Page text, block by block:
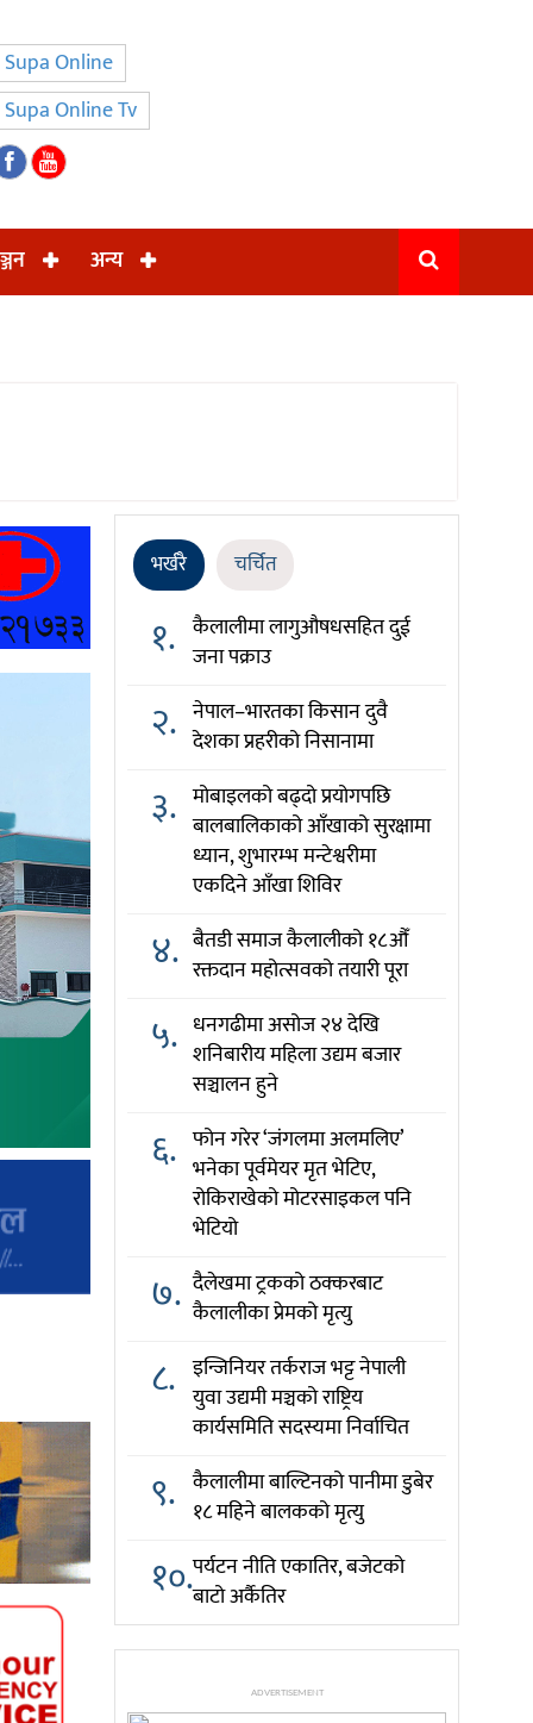
Supa Online
Supa Online Tv
अन्य
भर्खरै चर्चित
१. कैलालीमा लागुऔषधसहित दुई
जना पक्राउ
२. नेपाल–भारतका किसान दुवै
देशका प्रहरीको निसानामा
३. मोबाइलको बढ्दो प्रयोगपछि
बालबालिकाको आँखाको सुरक्षामा
ध्यान, शुभारम्भ मन्टेश्वरीमा
एकदिने आँखा शिविर
४. बैतडी समाज कैलालीको १८औँ
रक्तदान महोत्सवको तयारी पूरा
५. धनगढीमा असोज २४ देखि
शनिबारीय महिला उद्यम बजार
सञ्चालन हुने
६. फोन गरेर ‘जंगलमा अलमलिए’
भनेका पूर्वमेयर मृत भेटिए,
रोकिराखेको मोटरसाइकल पनि
भेटियो
७. दैलेखमा ट्रकको ठक्करबाट
कैलालीका प्रेमको मृत्यु
८. इन्जिनियर तर्कराज भट्ट नेपाली
युवा उद्यमी मञ्चको राष्ट्रिय
कार्यसमिति सदस्यमा निर्वाचित
९. कैलालीमा बाल्टिनको पानीमा डुबेर
१८ महिने बालकको मृत्यु
१०.पर्यटन नीति एकातिर, बजेटको
बाटो अर्कैतिर
ADVERTISEMENT